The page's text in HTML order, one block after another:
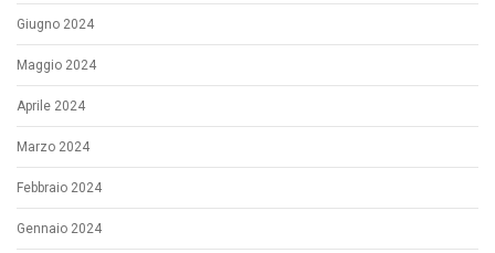
Giugno 2024
Maggio 2024
Aprile 2024
Marzo 2024
Febbraio 2024
Gennaio 2024